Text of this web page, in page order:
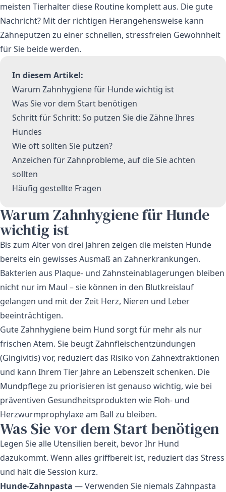
meisten Tierhalter diese Routine komplett aus. Die gute
Nachricht? Mit der richtigen Herangehensweise kann
Zähneputzen zu einer schnellen, stressfreien Gewohnheit
für Sie beide werden.
In diesem Artikel:
Warum Zahnhygiene für Hunde wichtig ist
Was Sie vor dem Start benötigen
Schritt für Schritt: So putzen Sie die Zähne Ihres
Hundes
Wie oft sollten Sie putzen?
Anzeichen für Zahnprobleme, auf die Sie achten
sollten
Häufig gestellte Fragen
Warum Zahnhygiene für Hunde
wichtig ist
Bis zum Alter von drei Jahren zeigen die meisten Hunde
bereits ein gewisses Ausmaß an Zahnerkrankungen.
Bakterien aus Plaque- und Zahnsteinablagerungen bleiben
nicht nur im Maul – sie können in den Blutkreislauf
gelangen und mit der Zeit Herz, Nieren und Leber
beeinträchtigen.
Gute Zahnhygiene beim Hund sorgt für mehr als nur
frischen Atem. Sie beugt Zahnfleischentzündungen
(Gingivitis) vor, reduziert das Risiko von Zahnextraktionen
und kann Ihrem Tier Jahre an Lebenszeit schenken. Die
Mundpflege zu priorisieren ist genauso wichtig, wie bei
präventiven Gesundheitsprodukten wie Floh- und
Herzwurmprophylaxe am Ball zu bleiben.
Was Sie vor dem Start benötigen
Legen Sie alle Utensilien bereit, bevor Ihr Hund
dazukommt. Wenn alles griffbereit ist, reduziert das Stress
und hält die Session kurz.
Hunde-Zahnpasta — Verwenden Sie niemals Zahnpasta